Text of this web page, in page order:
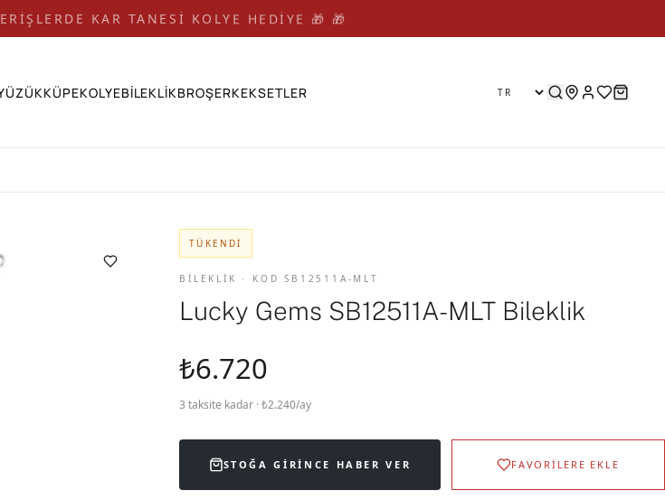
KAR TANESİ KOLYE HEDİYE 🎁 🎁
KÜPEKOLYEBİLEKLİKBROŞERKEKSETLER
TÜKENDI
BİLEKLİK · KOD SB12511A-MLT
Lucky Gems SB12511A-MLT Bileklik
₺6.720
3 taksite kadar · ₺2.240/ay
STOĞA GIRINCE HABER VER FAVORİLERE EKLE